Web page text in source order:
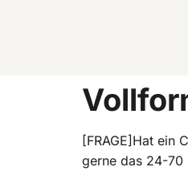
[FRAGE]Hat ein
gerne das 24-70